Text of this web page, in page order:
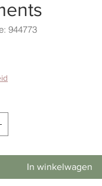
944773
In winkelwagen